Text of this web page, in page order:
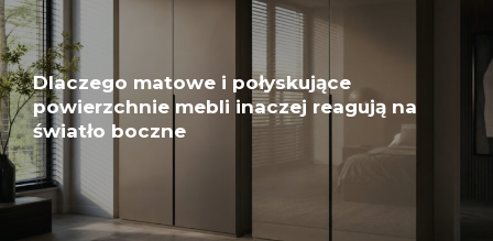
Dlaczego matowe i połyskujące
powierzchnie mebli inaczej reagują na
światło boczne